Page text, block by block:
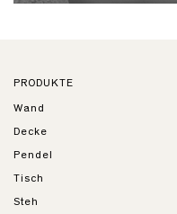
PRODUKTE
Wand
Decke
Pendel
Tisch
Steh